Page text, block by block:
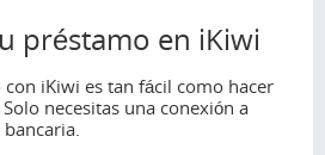
préstamo en iKiwi
iKiwi es tan fácil como hacer
necesitas una conexión a